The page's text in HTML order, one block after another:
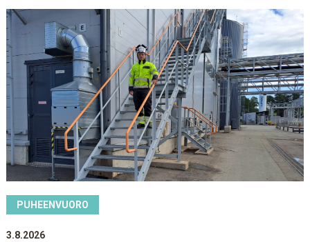
PUHEENVUORO
3.8.2026